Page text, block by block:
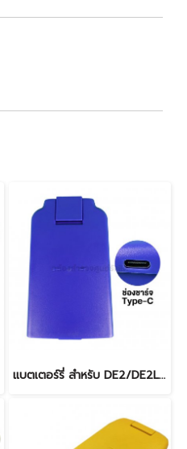
แบตเตอร์รี่ สำหรับ DE2/DE2L (TYPE-C)